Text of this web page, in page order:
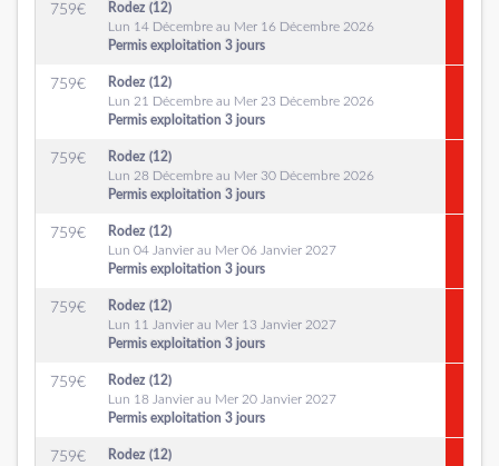
759€
Rodez (12)
Lun 14 Décembre au Mer 16 Décembre 2026
Permis exploitation 3 jours
759€
Rodez (12)
Lun 21 Décembre au Mer 23 Décembre 2026
Permis exploitation 3 jours
759€
Rodez (12)
Lun 28 Décembre au Mer 30 Décembre 2026
Permis exploitation 3 jours
759€
Rodez (12)
Lun 04 Janvier au Mer 06 Janvier 2027
Permis exploitation 3 jours
759€
Rodez (12)
Lun 11 Janvier au Mer 13 Janvier 2027
Permis exploitation 3 jours
759€
Rodez (12)
Lun 18 Janvier au Mer 20 Janvier 2027
Permis exploitation 3 jours
759€
Rodez (12)